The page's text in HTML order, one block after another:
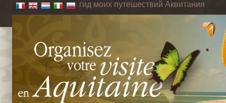
гид моих путешествий Аквитания